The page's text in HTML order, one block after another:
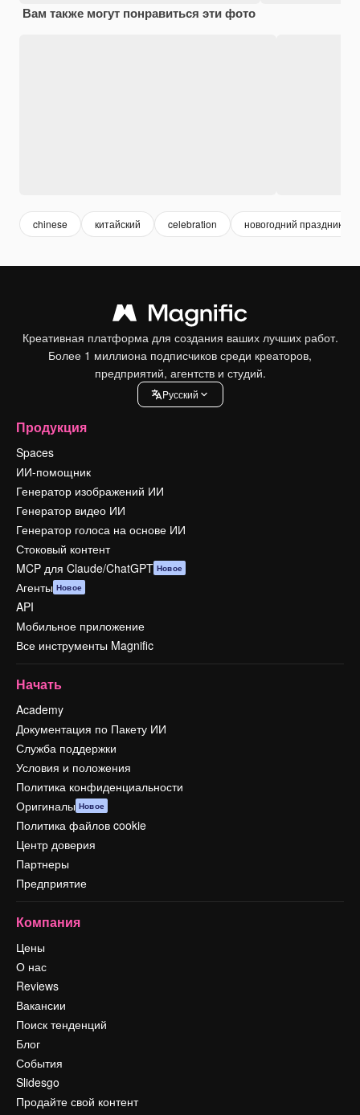
Вам также могут понравиться эти фото
chinese китайский celebration новогодний праздник
Креативная платформа для создания ваших лучших работ.
Более 1 миллиона подписчиков среди креаторов,
предприятий, агентств и студий.
Pусский
Продукция
Spaces
ИИ-помощник
Генератор изображений ИИ
Генератор видео ИИ
Генератор голоса на основе ИИ
Стоковый контент
MCP для Claude/ChatGPT Новое
Агенты Новое
API
Мобильное приложение
Все инструменты Magnific
Начать
Academy
Документация по Пакету ИИ
Служба поддержки
Условия и положения
Политика конфиденциальности
Оригиналы Новое
Политика файлов cookie
Центр доверия
Партнеры
Предприятие
Компания
Цены
О нас
Reviews
Вакансии
Поиск тенденций
Блог
События
Slidesgo
Продайте свой контент